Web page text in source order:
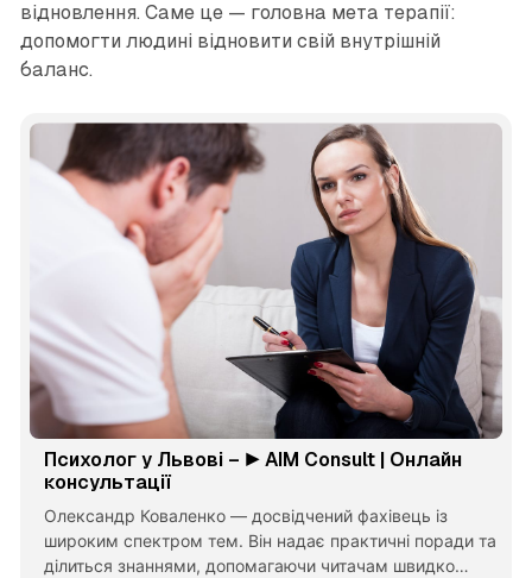
відновлення. Саме це — головна мета терапії:
допомогти людині відновити свій внутрішній
баланс.
Психолог у Львові – ▶️ AIM Consult | Онлайн
консультації
Олександр Коваленко — досвідчений фахівець із
широким спектром тем. Він надає практичні поради та
ділиться знаннями, допомагаючи читачам швидко